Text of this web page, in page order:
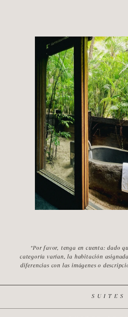
*Por favor, tenga en cuenta: dado
categoría varían, la habitación
diferencias con las imágenes o
SUITES